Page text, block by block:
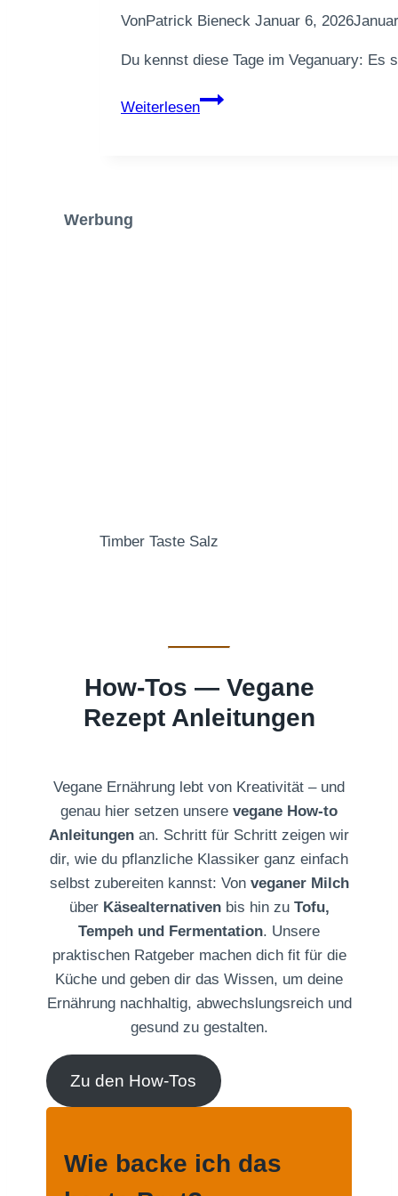
VonPatrick Bieneck Januar 6, 2026
Du kennst diese Tage im Veganuary:
Weiterlesen
Cremige
Werbung
Timber Taste Salz
How-Tos — Vegane
Rezept Anleitungen
Vegane Ernährung lebt von Kreativität – und
genau hier setzen unsere vegane How-to
Anleitungen an. Schritt für Schritt zeigen wir
dir, wie du pflanzliche Klassiker ganz einfach
selbst zubereiten kannst: Von veganer Milch
über Käsealternativenbis hin zu Tofu,
Tempeh und Fermentation. Unsere
praktischen Ratgeber machen dich fit für die
Küche und geben dir das Wissen, um deine
Ernährung nachhaltig, abwechslungsreich und
gesund zu gestalten.
Zu den How-Tos
Wie backe ich das